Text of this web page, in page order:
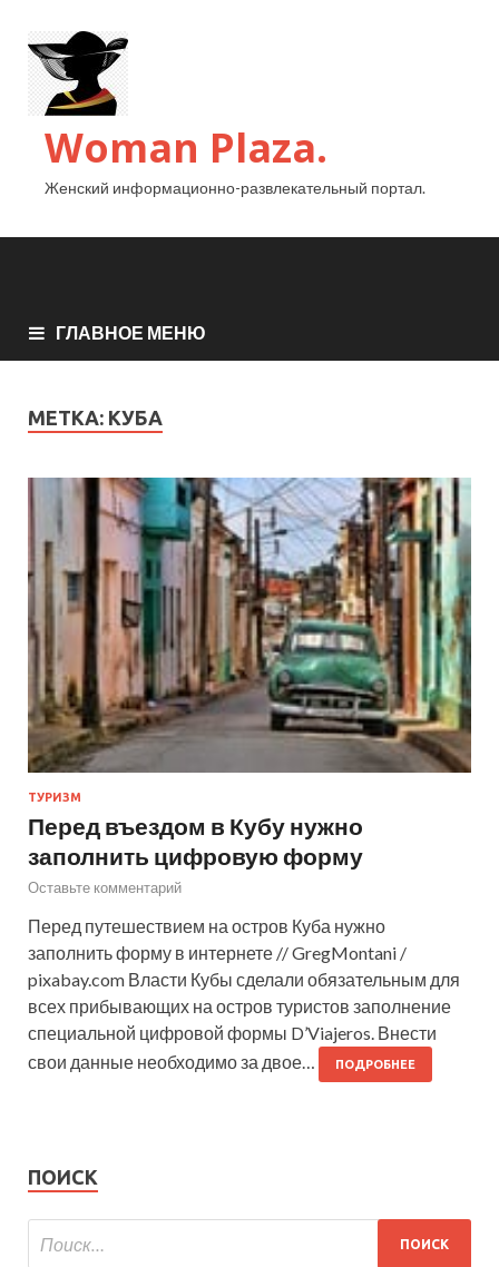
Woman Plaza.
Женский информационно-развлекательный портал.
ГЛАВНОЕ МЕНЮ
МЕТКА: КУБА
ТУРИЗМ
Перед въездом в Кубу нужно
заполнить цифровую форму
Оставьте комментарий
Перед путешествием на остров Куба нужно
заполнить форму в интернете // GregMontani /
pixabay.com Власти Кубы сделали обязательным для
всех прибывающих на остров туристов заполнение
специальной цифровой формы D’Viajeros. Внести
свои данные необходимо за двое…
ПОДРОБНЕЕ
ПОИСК